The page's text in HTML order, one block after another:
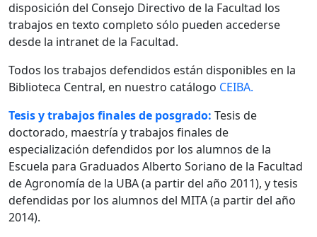
disposición del Consejo Directivo de la Facultad los
trabajos en texto completo sólo pueden accederse
desde la intranet de la Facultad.
Todos los trabajos defendidos están disponibles en la
Biblioteca Central, en nuestro catálogo CEIBA.
Tesis y trabajos finales de posgrado: Tesis de
doctorado, maestría y trabajos finales de
especialización defendidos por los alumnos de la
Escuela para Graduados Alberto Soriano de la Facultad
de Agronomía de la UBA (a partir del año 2011), y tesis
defendidas por los alumnos del MITA (a partir del año
2014).